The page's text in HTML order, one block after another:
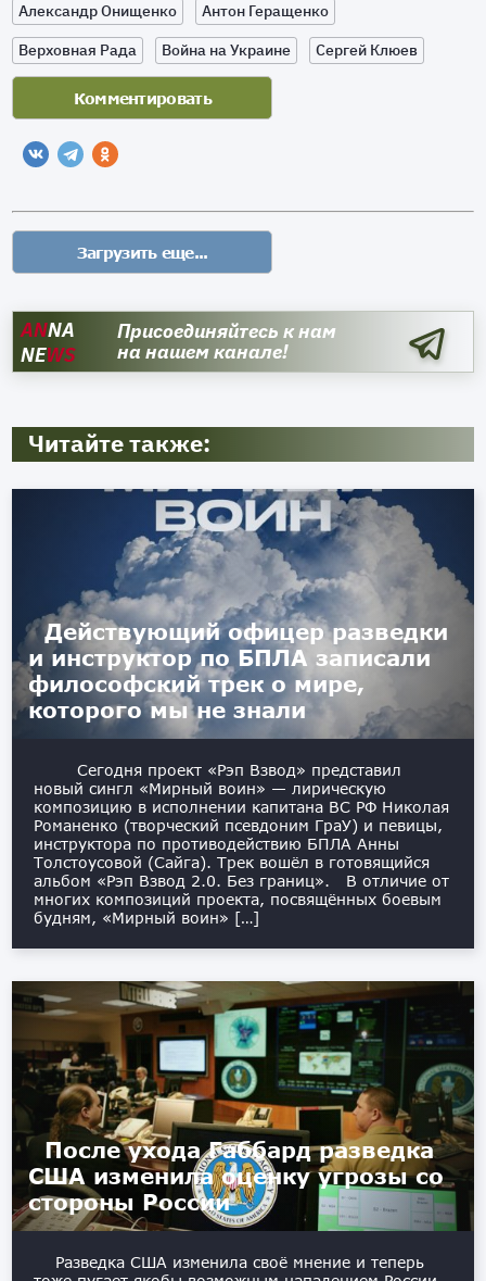
Александр Онищенко
Антон Геращенко
Верховная Рада
Война на Украине Сергей Клюев
ANNA
NEWS
Присоединяйтесь к нам
на нашем канале!
Читайте также:
Действующий офицер разведки
и инструктор по БПЛА записали
философский трек о мире,
которого мы не знали
Сегодня проект «Рэп Взвод» представил
новый сингл «Мирный воин» — лирическую
композицию в исполнении капитана ВС РФ Николая
Романенко (творческий псевдоним ГраУ) и певицы,
инструктора по противодействию БПЛА Анны
Толстоусовой (Сайга). Трек вошёл в готовящийся
альбом «Рэп Взвод 2.0. Без границ». В отличие от
многих композиций проекта, посвящённых боевым
будням, «Мирный воин» […]
После ухода Габбард разведка
США изменила оценку угрозы со
стороны России
Разведка США изменила своё мнение и теперь